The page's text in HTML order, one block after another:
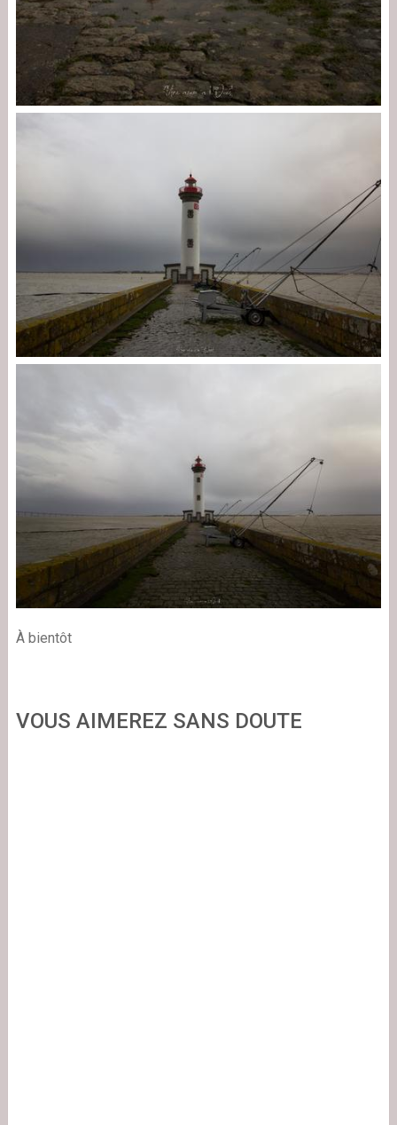
À bientôt
VOUS AIMEREZ SANS DOUTE